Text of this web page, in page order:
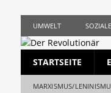
UMWELT
STARTSEITE
MARXISMUS/